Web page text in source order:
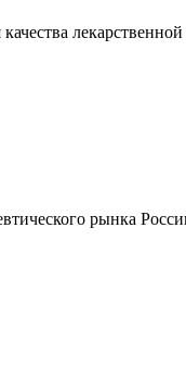
рынка